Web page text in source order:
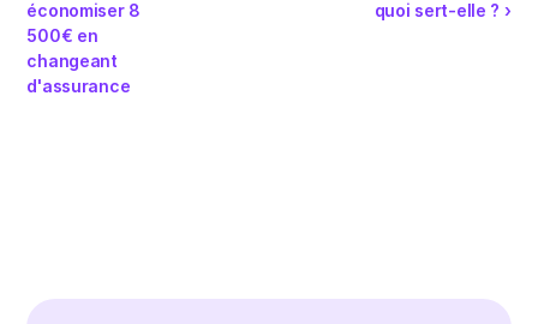
économiser 8
500€ en
changeant
d'assurance
quoi sert-elle ? ›